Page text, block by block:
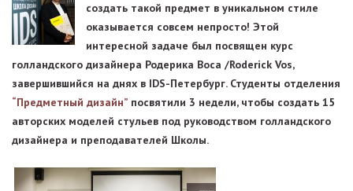
создать такой предмет в уникальном стиле
оказывается совсем непросто! Этой
интересной задаче был посвящен курс
голландского дизайнера Родерика Воса /Roderick Vos,
завершившийся на днях в IDS-Петербург. Студенты отделения
“Предметный дизайн” посвятили 3 недели, чтобы создать 15
авторских моделей стульев под руководством голландского
дизайнера и преподавателей Школы.